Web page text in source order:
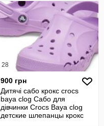
28
900 грн
Дитячі сабо крокс crocs
baya clog Сабо для
дівчинки Crocs Baya clog
детские шлепанцы крокс